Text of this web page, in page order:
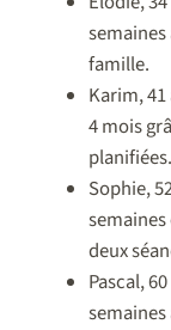
famille.
Karim,
4 mois
planifiées.
Sophie,
deux
Pascal,